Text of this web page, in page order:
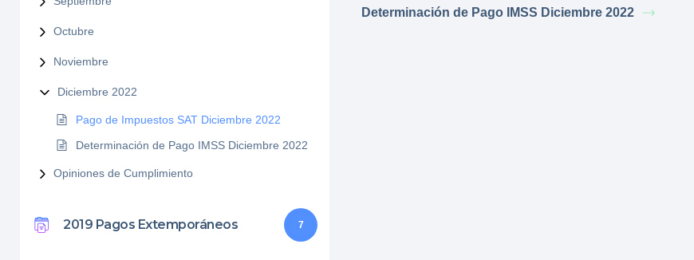
Octubre
Noviembre
Diciembre 2022
Pago de Impuestos SAT Diciembre 2022
Determinación de Pago IMSS Diciembre 2022
Opiniones de Cumplimiento
2019 Pagos Extemporáneos 7
Determinación de Pago IMSS Diciembre 2022